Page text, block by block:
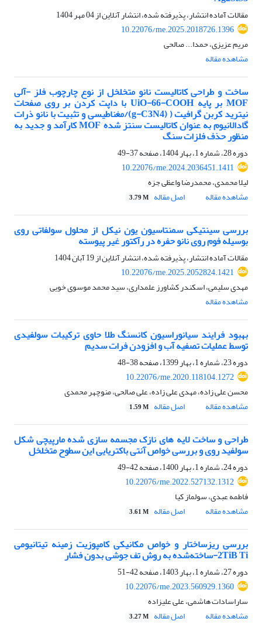
مقالات آماده انتشار، پذیرفته شده، انتشار آنلاین از04 مهر 1404
10.22076/me.2025.2018726.1396
مریم عزیزی، حمدا... صالحی
مشاهده مقاله
ساخت و طراحی کاتالیست نانو متخلخل از نوع چارچوب فلز -آلی
MOF بر پایه UiO-66-COOH با داپت کردن بر روی صفحات
نیترید کربن گرافیت ( (g-C3N4)/مغناطیسی و تثبیت با نانو ذرات
گادالانیوم به عنوان کاتالیست سنتز شده MOF کارآمد و جدید به
منظور حذف فلزات سنگ
دوره 28، شماره 1، بهار 1404، صفحه
37-49
10.22076/me.2024.2036451.1411
لیلا محمدی، محمدرضا واعظی جزه
مشاهده مقاله
اصل مقاله 3.79 M
بررسی سینتیکی سمنتاسیون یون نیکل از محلول سولفاتی روی
بوسیله فوم روی نانو حفره در رآکتور غیر پیوسته
مقالات آماده انتشار، پذیرفته شده، انتشار آنلاین از19 آبان 1404
10.22076/me.2025.2052824.1421
مهدی سلیمی، اسکندر کشاورز علمداری، سید محمد موسوی خویی
مشاهده مقاله
بهبود فرایند سیانوراسیون کانسنگ طلا حاوی ترکیبات سولفیدی
توسط عملیات تصفیه آب و افزودن فرات سدیم
دوره 23، شماره 1، بهار 1399، صفحه
38-48
10.22076/me.2020.118104.1272
محسن علی زاده، مهدی علی زاده، علی صالحی، منوچهر محمدی
مشاهده مقاله
اصل مقاله 1.59 M
طراحی و ساخت لایه های نازک مجسمه سازی شده مارپیچی شکل
سولفید روی و بررسی خواص آنتی باکتریایی این سطوح متخلخل
دوره 24، شماره 1، بهار 1400، صفحه
42-49
10.22076/me.2022.527132.1312
فاطمه عبدی، سولماز کیا
مشاهده مقاله
اصل مقاله 3.61 M
بررسی ریزساختار و خواص مکانیکی کامپوزیت زمینه تیتانیومی
2TiB Ti-ساخته‌شده به روش تف جوشی بدون فشار
دوره 27، شماره 1، بهار 1403، صفحه
42-51
10.22076/me.2023.560929.1360
ساراسادات هاشمی، علی علیزاده
مشاهده مقاله
اصل مقاله 3.27 M